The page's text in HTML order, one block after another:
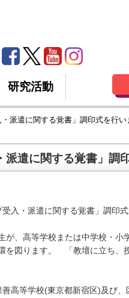
研究活動
派遣に関する覚書」調印式を行い
遣に関する覚書」調
入・派遣に関する覚書」調印式
、高等学校または中学校・小
を図ります。 「教壇に立ち
高等学校(東京都新宿区)及び